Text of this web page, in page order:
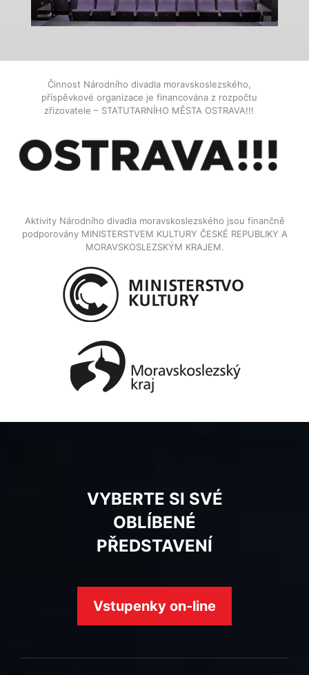
Činnost Národního divadla moravskoslezského,
příspěvkové organizace je financována z rozpočtu
zřizovatele – STATUTARNÍHO MĚSTA OSTRAVA!!!
Aktivity Národního divadla moravskoslezského jsou finančně
podporovány MINISTERSTVEM KULTURY ČESKÉ REPUBLIKY A
MORAVSKOSLEZSKÝM KRAJEM.
VYBERTE SI SVÉ
OBLÍBENÉ
PŘEDSTAVENÍ
Vstupenky on-line